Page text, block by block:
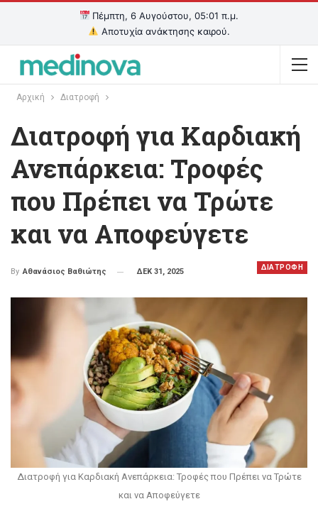
Πέμπτη, 6 Αυγούστου, 05:01 π.μ.
Αποτυχία ανάκτησης καιρού.
Αρχική Διατροφή
Διατροφή για Καρδιακή
Ανεπάρκεια: Τροφές
που Πρέπει να Τρώτε
και να Αποφεύγετε
ΔΙΑΤΡΟΦΗ
By Αθανάσιος Βαθιώτης ΔΕΚ 31, 2025
Διατροφή για Καρδιακή Ανεπάρκεια: Τροφές που Πρέπει να Τρώτε
και να Αποφεύγετε